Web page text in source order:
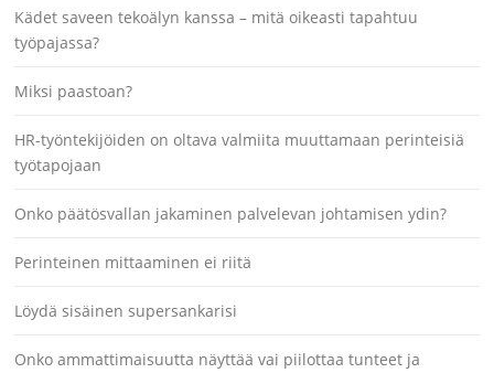
Kädet saveen tekoälyn kanssa – mitä oikeasti tapahtuu
työpajassa?
Miksi paastoan?
HR-työntekijöiden on oltava valmiita muuttamaan perinteisiä
työtapojaan
Onko päätösvallan jakaminen palvelevan johtamisen ydin?
Perinteinen mittaaminen ei riitä
Löydä sisäinen supersankarisi
Onko ammattimaisuutta näyttää vai piilottaa tunteet ja